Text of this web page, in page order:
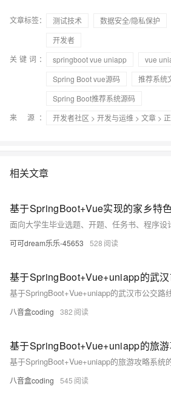
文章标签： 测试技术 数据安全/隐私保护
开发者
关键词：
springboot vue uniapp
vue
Spring Boot vue源码
推荐系统
Spring Boot推荐系统源码
来 源：
开发者社区 > 开发与运维 > 文章 >
相关文章
可可dream乐乐-45653 528
八音盒coding 382
八音盒coding 545